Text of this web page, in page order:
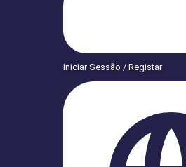
Iniciar Sessão / Registar